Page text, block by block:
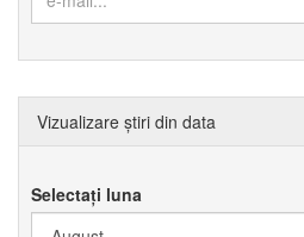
Vizualizare știri din data
Selectați luna